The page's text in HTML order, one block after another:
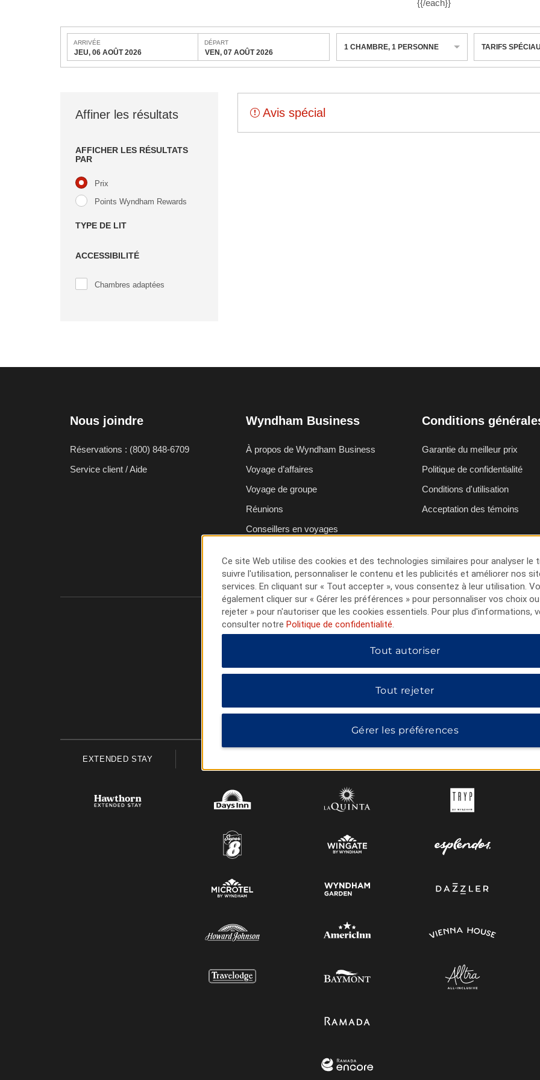
{{/each}}
ARRIVÉE
JEU, 06 AOÛT 2026
DÉPART
VEN, 07 AOÛT 2026
1 CHAMBRE, 1 PERSONNE TARIFS
Affiner les résultats
AFFICHER LES RÉSULTATS
PAR
Prix
Points Wyndham Rewards
TYPE DE LIT
ACCESSIBILITÉ
Chambres adaptées
Avis spécial
Nous joindre
Réservations : (800) 848-6709
Service client / Aide
Wyndham Business
À propos de Wyndham Business
Voyage d’affaires
Voyage de groupe
Réunions
Conseillers en voyages
Conditions
Garantie du meilleur prix
Politique de confidentialité
Conditions d'utilisation
Acceptation des témoins
HÔTELS DE WYNDHAM
EXTENDED STAY
Ce site Web utilise des cookies et des technologies similaires pour analyser le
suivre l'utilisation, personnaliser le contenu et les publicités et améliorer nos
services. En cliquant sur « Tout accepter », vous consentez à leur utilisation.
également cliquer sur « Gérer les préférences » pour personnaliser vos choix
rejeter » pour n'autoriser que les cookies essentiels. Pour plus d'informations,
consulter notre Politique de confidentialité.
Tout autoriser
Tout rejeter
Gérer les préférences